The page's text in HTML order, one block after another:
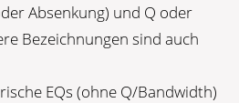
Absenkung) und Q oder
Bezeichnungen sind auch
EQs (ohne Q/Bandwidth)